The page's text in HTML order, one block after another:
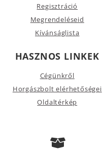
Regisztráció
Megrendeléseid
Kívánságlista
HASZNOS LINKEK
Cégünkről
Horgászbolt elérhetőségei
Oldaltérkép